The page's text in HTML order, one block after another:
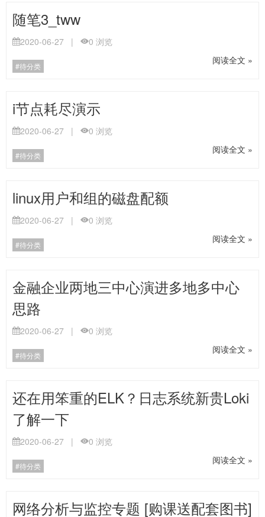
随笔3_tww
2020-06-27 | 0 浏览
待分类
阅读全文 »
i节点耗尽演示
2020-06-27 | 0 浏览
待分类
阅读全文 »
linux用户和组的磁盘配额
2020-06-27 | 0 浏览
待分类
阅读全文 »
金融企业两地三中心演进多地多中心
思路
2020-06-27 | 0 浏览
待分类
阅读全文 »
还在用笨重的ELK？日志系统新贵Loki
了解一下
2020-06-27 | 0 浏览
待分类
阅读全文 »
网络分析与监控专题 [购课送配套图书]